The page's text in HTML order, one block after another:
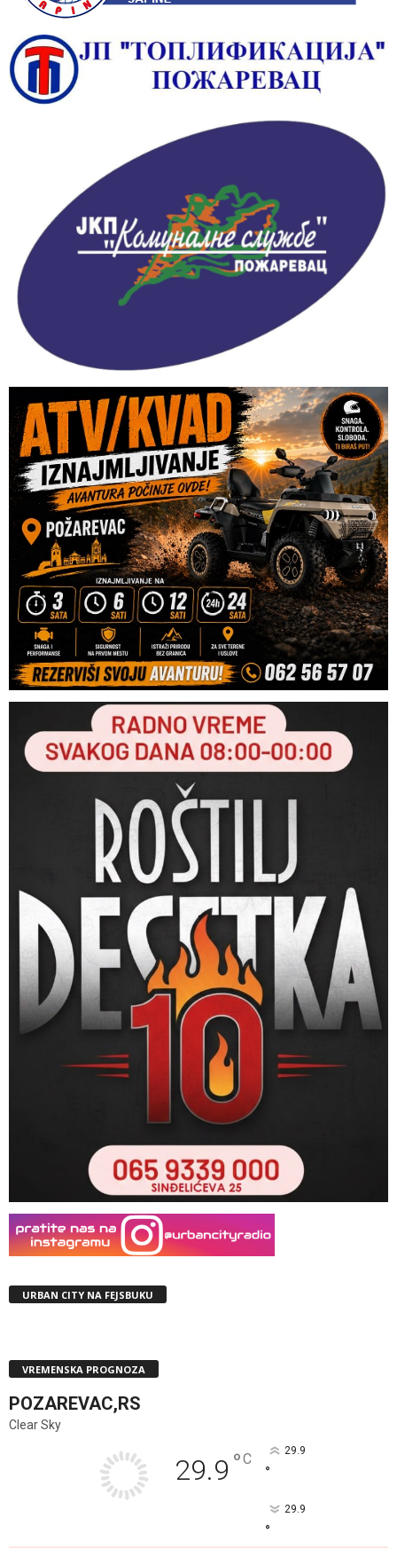
URBAN CITY NA FEJSBUKU
VREMENSKA PROGNOZA
POZAREVAC,RS
Clear Sky
29.9 °C 29.9
°
29.9
°